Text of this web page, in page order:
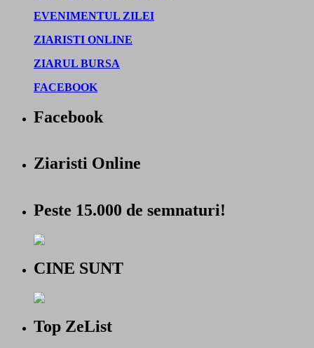
EVENIMENTUL ZILEI
ZIARISTI ONLINE
ZIARUL BURSA
FACEBOOK
Facebook
Ziaristi Online
Peste 15.000 de semnaturi!
CINE SUNT
Top ZeList